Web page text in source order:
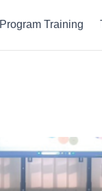
Program Training